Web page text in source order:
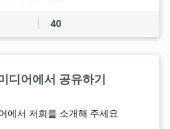
40
디어에서 공유하기
에서 저희를 소개해 주세요